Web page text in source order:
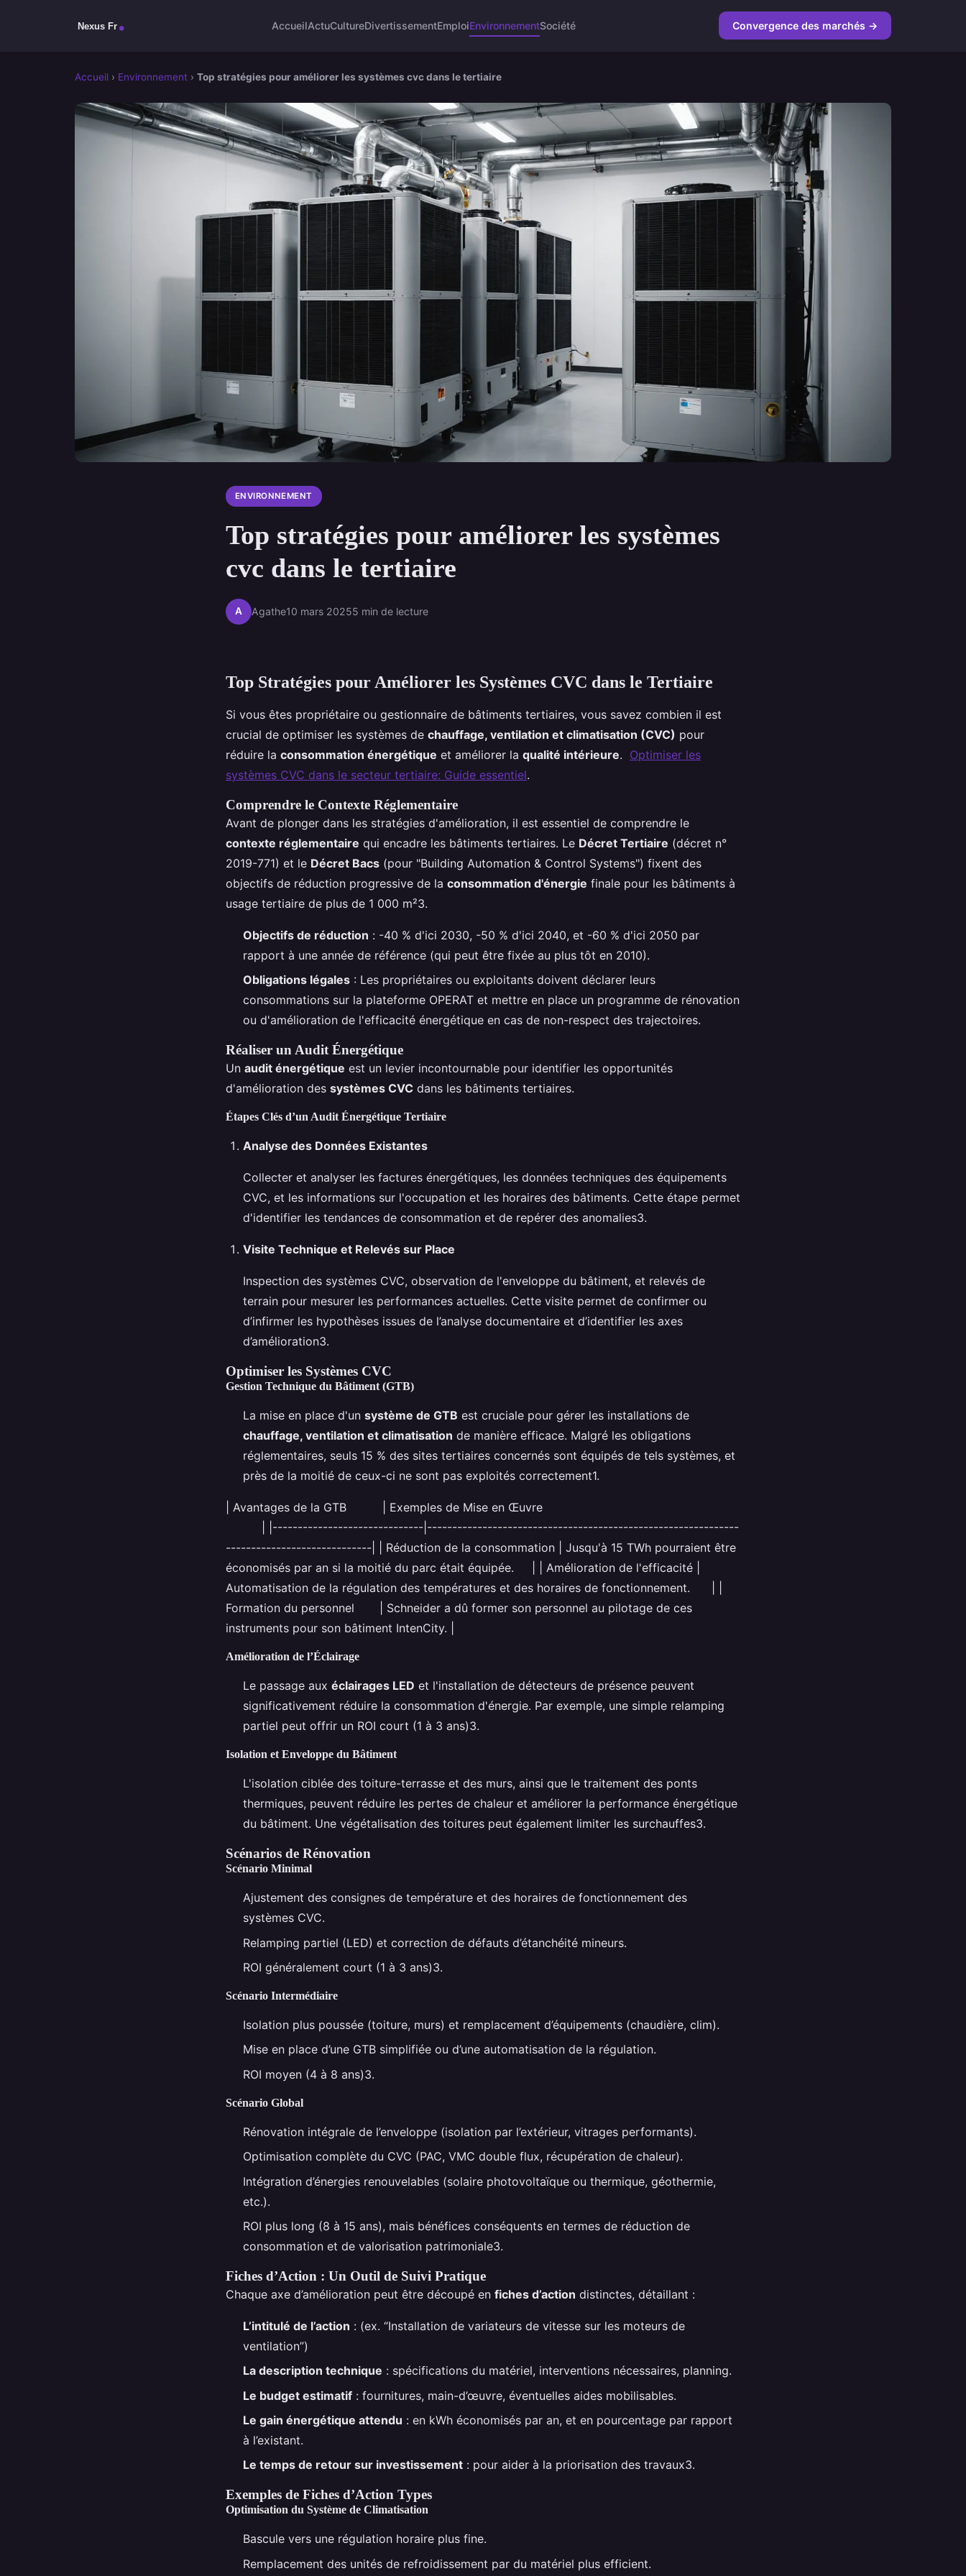
AccueilActuCultureDivertissementEmploiEnvironnementSociété Convergence des marchés →
Accueil › Environnement › Top stratégies pour améliorer les systèmes cvc dans le tertiaire
ENVIRONNEMENT
Top stratégies pour améliorer les systèmes
cvc dans le tertiaire
A Agathe10 mars 20255 min de lecture
Top Stratégies pour Améliorer les Systèmes CVC dans le Tertiaire
Si vous êtes propriétaire ou gestionnaire de bâtiments tertiaires, vous savez combien il est
crucial de optimiser les systèmes de chauffage, ventilation et climatisation (CVC) pour
réduire la consommation énergétique et améliorer la qualité intérieure. Optimiser les
systèmes CVC dans le secteur tertiaire: Guide essentiel.
Comprendre le Contexte Réglementaire
Avant de plonger dans les stratégies d'amélioration, il est essentiel de comprendre le
contexte réglementaire qui encadre les bâtiments tertiaires. Le Décret Tertiaire (décret n°
2019-771) et le Décret Bacs (pour "Building Automation & Control Systems") fixent des
objectifs de réduction progressive de la consommation d'énergie finale pour les bâtiments à
usage tertiaire de plus de 1 000 m²3.
Objectifs de réduction : -40 % d'ici 2030, -50 % d'ici 2040, et -60 % d'ici 2050 par
rapport à une année de référence (qui peut être fixée au plus tôt en 2010).
Obligations légales : Les propriétaires ou exploitants doivent déclarer leurs
consommations sur la plateforme OPERAT et mettre en place un programme de rénovation
ou d'amélioration de l'efficacité énergétique en cas de non-respect des trajectoires.
Réaliser un Audit Énergétique
Un audit énergétique est un levier incontournable pour identifier les opportunités
d'amélioration des systèmes CVC dans les bâtiments tertiaires.
Étapes Clés d’un Audit Énergétique Tertiaire
Analyse des Données Existantes
Collecter et analyser les factures énergétiques, les données techniques des équipements
CVC, et les informations sur l'occupation et les horaires des bâtiments. Cette étape permet
d'identifier les tendances de consommation et de repérer des anomalies3.
Visite Technique et Relevés sur Place
Inspection des systèmes CVC, observation de l'enveloppe du bâtiment, et relevés de
terrain pour mesurer les performances actuelles. Cette visite permet de confirmer ou
d’infirmer les hypothèses issues de l’analyse documentaire et d’identifier les axes
d’amélioration3.
Optimiser les Systèmes CVC
Gestion Technique du Bâtiment (GTB)
La mise en place d'un système de GTB est cruciale pour gérer les installations de
chauffage, ventilation et climatisation de manière efficace. Malgré les obligations
réglementaires, seuls 15 % des sites tertiaires concernés sont équipés de tels systèmes, et
près de la moitié de ceux-ci ne sont pas exploités correctement1.
| Avantages de la GTB | Exemples de Mise en Œuvre
| |------------------------------|--------------------------------------------------------------
-----------------------------| | Réduction de la consommation | Jusqu'à 15 TWh pourraient être
économisés par an si la moitié du parc était équipée. | | Amélioration de l'efficacité |
Automatisation de la régulation des températures et des horaires de fonctionnement. | |
Formation du personnel | Schneider a dû former son personnel au pilotage de ces
instruments pour son bâtiment IntenCity. |
Amélioration de l’Éclairage
Le passage aux éclairages LED et l'installation de détecteurs de présence peuvent
significativement réduire la consommation d'énergie. Par exemple, une simple relamping
partiel peut offrir un ROI court (1 à 3 ans)3.
Isolation et Enveloppe du Bâtiment
L'isolation ciblée des toiture-terrasse et des murs, ainsi que le traitement des ponts
thermiques, peuvent réduire les pertes de chaleur et améliorer la performance énergétique
du bâtiment. Une végétalisation des toitures peut également limiter les surchauffes3.
Scénarios de Rénovation
Scénario Minimal
Ajustement des consignes de température et des horaires de fonctionnement des
systèmes CVC.
Relamping partiel (LED) et correction de défauts d’étanchéité mineurs.
ROI généralement court (1 à 3 ans)3.
Scénario Intermédiaire
Isolation plus poussée (toiture, murs) et remplacement d’équipements (chaudière, clim).
Mise en place d’une GTB simplifiée ou d’une automatisation de la régulation.
ROI moyen (4 à 8 ans)3.
Scénario Global
Rénovation intégrale de l’enveloppe (isolation par l’extérieur, vitrages performants).
Optimisation complète du CVC (PAC, VMC double flux, récupération de chaleur).
Intégration d’énergies renouvelables (solaire photovoltaïque ou thermique, géothermie,
etc.).
ROI plus long (8 à 15 ans), mais bénéfices conséquents en termes de réduction de
consommation et de valorisation patrimoniale3.
Fiches d’Action : Un Outil de Suivi Pratique
Chaque axe d’amélioration peut être découpé en fiches d’action distinctes, détaillant :
L’intitulé de l’action : (ex. “Installation de variateurs de vitesse sur les moteurs de
ventilation”)
La description technique : spécifications du matériel, interventions nécessaires, planning.
Le budget estimatif : fournitures, main-d’œuvre, éventuelles aides mobilisables.
Le gain énergétique attendu : en kWh économisés par an, et en pourcentage par rapport
à l’existant.
Le temps de retour sur investissement : pour aider à la priorisation des travaux3.
Exemples de Fiches d’Action Types
Optimisation du Système de Climatisation
Bascule vers une régulation horaire plus fine.
Remplacement des unités de refroidissement par du matériel plus efficient.